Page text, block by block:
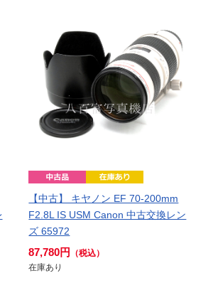
【中古】 キヤノン EF 70-200mm
F2.8L IS USM Canon 中古交換レン
ズ 65972
87,780円
（税込）
在庫あり